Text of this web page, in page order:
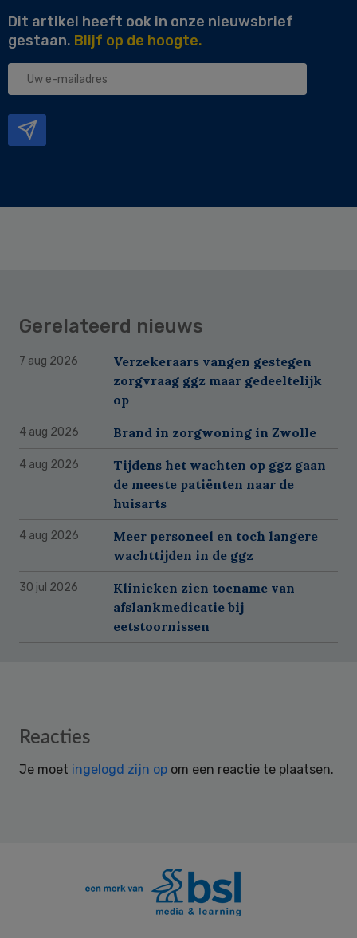
Dit artikel heeft ook in onze nieuwsbrief
gestaan. Blijf op de hoogte.
Uw
Gerelateerd nieuws
7 aug 2026
Verzekeraars vangen gestegen
zorgvraag ggz maar gedeeltelijk
op
4 aug 2026 Brand in zorgwoning in Zwolle
4 aug 2026
Tijdens het wachten op ggz gaan
de meeste patiënten naar de
huisarts
4 aug 2026
Meer personeel en toch langere
wachttijden in de ggz
30 jul 2026
Klinieken zien toename van
afslankmedicatie bij
eetstoornissen
Reader
Reacties
Je moet ingelogd zijn op om een reactie te plaatsen.